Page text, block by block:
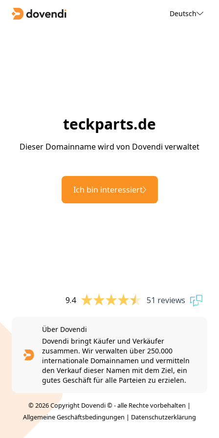
Deutsch
teckparts.de
Dieser Domainname wird von Dovendi verwaltet
Ich bin interessiert
9.4 51 reviews
Über Dovendi
Dovendi bringt Käufer und Verkäufer
zusammen. Wir verwalten über 250.000
internationale Domainnamen und vermitteln
den Verkauf dieser Namen mit dem Ziel, ein
gutes Geschäft für alle Parteien zu erzielen.
© 2026 Copyright Dovendi © - alle Rechte vorbehalten |
Allgemeine Geschäftsbedingungen | Datenschutzerklärung